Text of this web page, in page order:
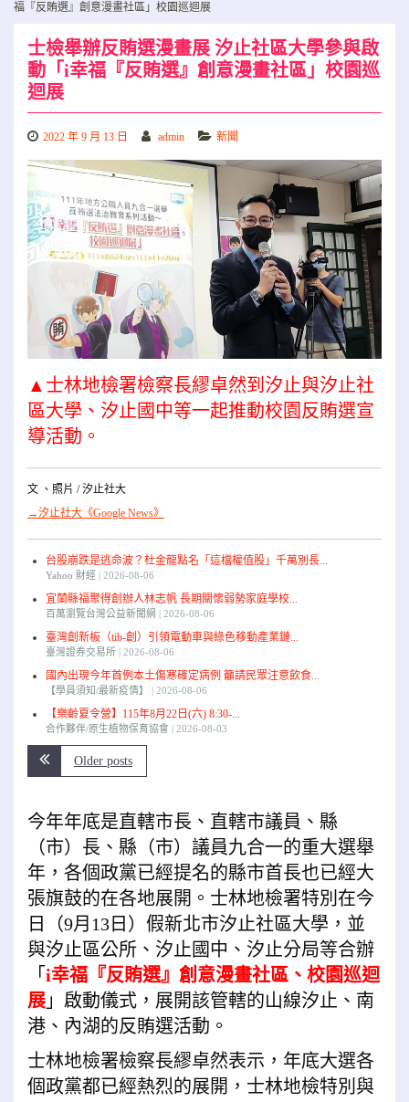
福『反賄選』創意漫畫社區」校園巡迴展
士檢舉辦反賄選漫畫展 汐止社區大學參與啟
動「i幸福『反賄選』創意漫畫社區」校園巡
迴展
2022 年 9 月 13 日 admin 新聞
▲士林地檢署檢察長繆卓然到汐止與汐止社
區大學、汐止國中等一起推動校園反賄選宣
導活動。
文 、照片 / 汐止社大
→汐止社大《Google News》
台股崩跌是逃命波？杜金龍點名「這檔權值股」千萬別長...
Yahoo 財經 2026-08-06
宜蘭縣福聚得創辦人林志帆 長期關懷弱勢家庭學校...
百萬瀏覽台灣公益新聞網 2026-08-06
臺灣創新板（tib-創）引領電動車與綠色移動產業鏈...
臺灣證券交易所 2026-08-06
國內出現今年首例本土傷寒確定病例 籲請民眾注意飲食...
【學員須知/最新疫情】 2026-08-06
【樂齡夏令營】115年8月22日(六) 8:30-...
合作夥伴/原生植物保育協會 2026-08-03
Older posts
今年年底是直轄市長、直轄市議員、縣
（市）長、縣（市）議員九合一的重大選舉
年，各個政黨已經提名的縣市首長也已經大
張旗鼓的在各地展開。士林地檢署特別在今
日（9月 13日）假新北市汐止社區大學，並
與汐止區公所、汐止國中、汐止分局等合辦
「 i幸福『反賄選』創意漫畫社區、校園巡迴
展 」啟動儀式，展開該管轄的山線汐止、南
港、內湖的反賄選活動。
士林地檢署檢察長繆卓然表示，年底大選各
個政黨都已經熱烈的展開，士林地檢特別與